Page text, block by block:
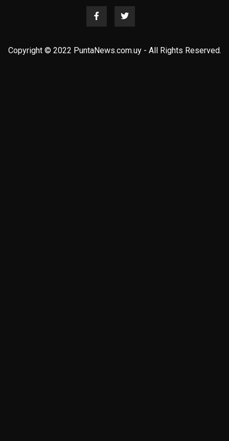
Copyright © 2022 PuntaNews.com.uy - All Rights Reserved.